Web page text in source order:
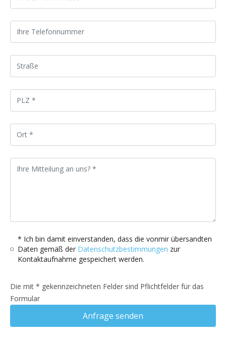
* Ich bin damit einverstanden, dass die vonmir übersandten
Daten gemäß der Datenschutzbestimmungen zur
Kontaktaufnahme gespeichert werden.
Die mit * gekennzeichneten Felder sind Pflichtfelder für das
Formular
Anfrage senden